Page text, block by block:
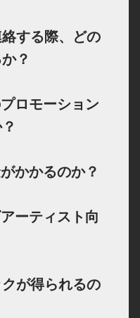
する際、どの
？
ロモーション
かかるのか？
ーティスト向
が得られるの